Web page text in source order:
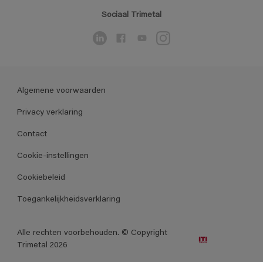
Sociaal Trimetal
Algemene voorwaarden
Privacy verklaring
Contact
Cookie-instellingen
Cookiebeleid
Toegankelijkheidsverklaring
Alle rechten voorbehouden. © Copyright
Trimetal 2026